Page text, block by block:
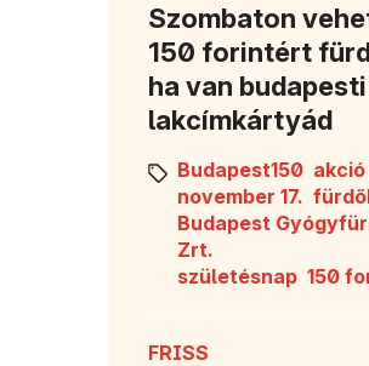
Szombaton
150 forintért
ha van budapesti
lakcímkártyád
Budapest150 akció
november 17.
Budapest
Zrt.
születésnap 150
FRISS